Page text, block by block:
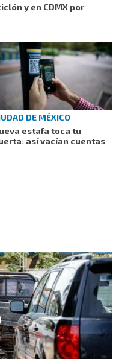
y en CDMX por
DE MÉXICO
estafa toca tu
así vacían cuentas